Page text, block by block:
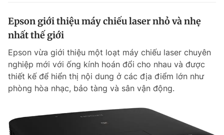
Epson giới thiệu máy chiếu laser nhỏ và nhẹ
nhất thế giới
Epson vừa giới thiệu một loạt máy chiếu laser chuyên
nghiệp mới với ống kính hoán đổi cho nhau và được
thiết kế để hiển thị nội dung ở các địa điểm lớn như
phòng hòa nhạc, bảo tàng và sân vận động.